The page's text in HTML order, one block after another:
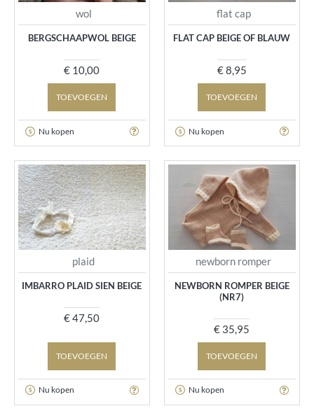
wol
BERGSCHAAPWOL BEIGE
€ 10,00
TOEVOEGEN
Nu kopen
flat cap
FLAT CAP BEIGE OF BLAUW
€ 8,95
TOEVOEGEN
Nu kopen
plaid
IMBARRO PLAID SIEN BEIGE
€ 47,50
TOEVOEGEN
Nu kopen
newborn romper
NEWBORN ROMPER BEIGE
(NR7)
€ 35,95
TOEVOEGEN
Nu kopen